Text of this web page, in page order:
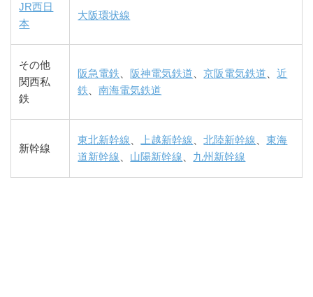
JR西日
本
大阪環状線
その他
関西私
鉄
阪急電鉄 阪神電気鉄道 、京阪電気鉄道 、近
鉄 、南海電気鉄道
新幹線
東北新幹線 上越新幹線 、北陸新幹線 、東海
道新幹線
山陽新幹線 九州新幹線